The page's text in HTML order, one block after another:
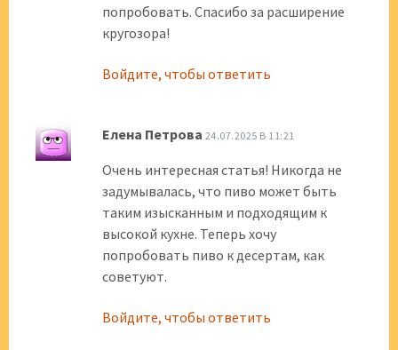
попробовать. Спасибо за расширение
кругозора!
Войдите, чтобы ответить
Елена Петрова 24.07.2025 В 11:21
Очень интересная статья! Никогда не
задумывалась, что пиво может быть
таким изысканным и подходящим к
высокой кухне. Теперь хочу
попробовать пиво к десертам, как
советуют.
Войдите, чтобы ответить